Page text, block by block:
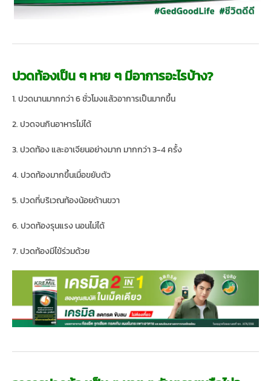
ปวดท้องเป็น ๆ หาย ๆ มีอาการอะไรบ้าง?
1. ปวดนานมากกว่า 6 ชั่วโมงแล้วอาการเป็นมากขึ้น
2. ปวดจนกินอาหารไม่ได้
3. ปวดท้อง และอาเจียนอย่างมาก มากกว่า 3-4 ครั้ง
4. ปวดท้องมากขึ้นเมื่อขยับตัว
5. ปวดที่บริเวณท้องน้อยด้านขวา
6. ปวดท้องรุนแรง นอนไม่ได้
7. ปวดท้องมีไข้ร่วมด้วย